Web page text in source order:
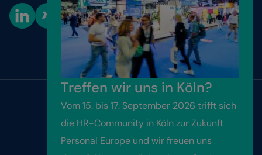
Cookie-Einstellungen
Website by Friendventure
Kontakt
Treffen wir uns in Köln?
Vom 15. bis 17. September 2026 trifft sich
die HR-Community in Köln zur Zukunft
Personal Europe und wir freuen uns